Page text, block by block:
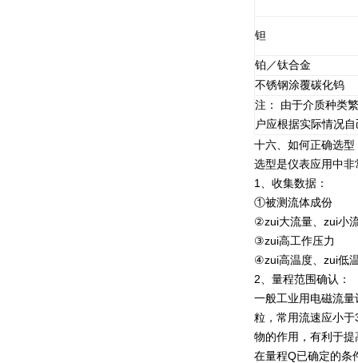
钽
铂／钛合金
不锈钢涂覆碳化钨
注： 由于介质种类
户应根据实际情况
十六、如何正确选型
选型是仪表应用中
1、收集数据：
①被测流体成份
②zui大流量、zui小
③zui高工作压力
④zui高温度、zui低
2、量程范围确认：
一般工业用电磁流
粒，常用流速应小
物的作用，有利于
在量程Q已确定的条